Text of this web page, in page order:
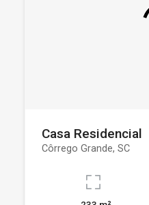
Casa Residencial
Côrrego Grande, SC